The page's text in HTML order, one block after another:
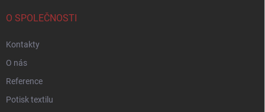
O SPOLEČNOSTI
Kontakty
O nás
Reference
Potisk textilu